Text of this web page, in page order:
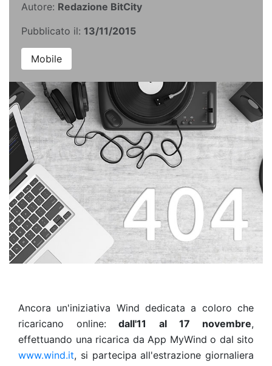
Autore: Redazione BitCity
Pubblicato il: 13/11/2015
Mobile
Ancora un'iniziativa Wind dedicata a coloro che
ricaricano online: dall'11 al 17 novembre,
effettuando una ricarica da App MyWind o dal sito
www.wind.it, si partecipa all'estrazione giornaliera